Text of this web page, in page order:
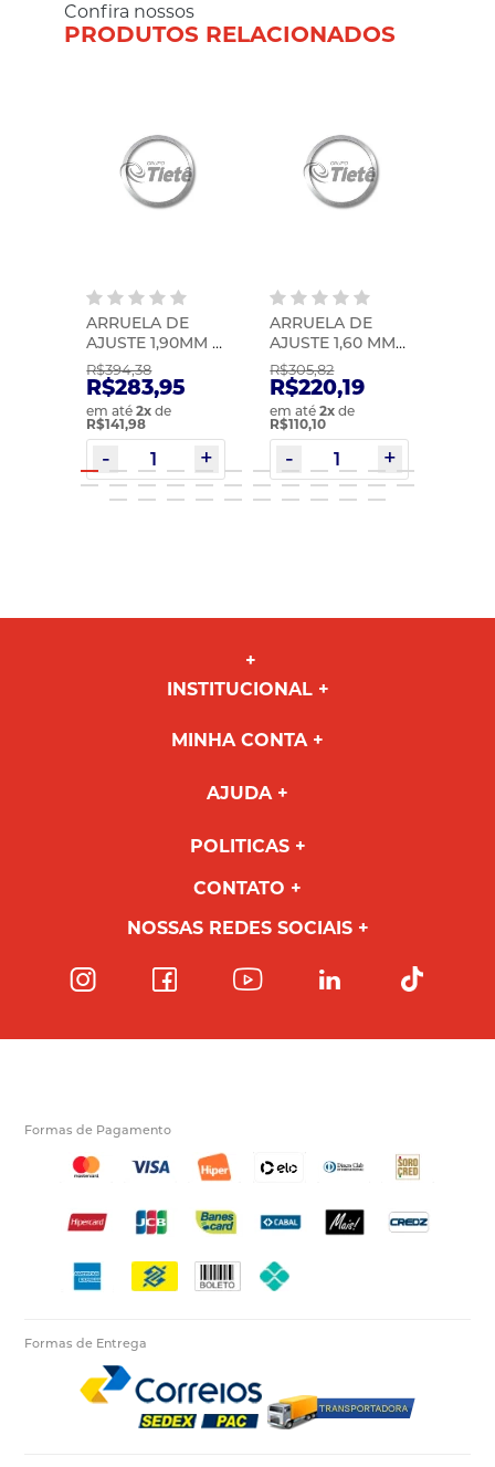
Confira nossos
PRODUTOS RELACIONADOS
ARRUELA DE
AJUSTE 1,90MM |
ZF | 0730105767
R$394,38
R$283,95
em até2x de
R$141,98
ARRUELA DE
AJUSTE 1,60 MM |
ZF | 0730004830
R$305,82
R$220,19
em até2x de
R$110,10
INSTITUCIONAL
MINHA CONTA
AJUDA
POLITICAS
CONTATO
NOSSAS REDES SOCIAIS
Formas de Pagamento
Formas de Entrega